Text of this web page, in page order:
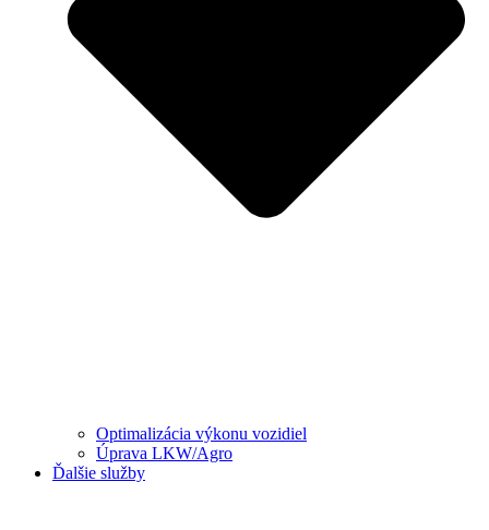
Optimalizácia výkonu vozidiel
Úprava LKW/Agro
Ďalšie služby